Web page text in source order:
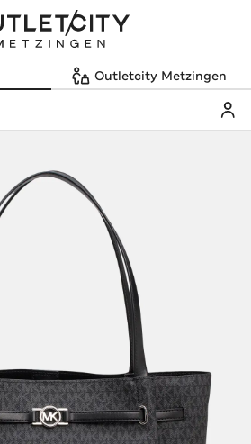
Outletcity Metzingen